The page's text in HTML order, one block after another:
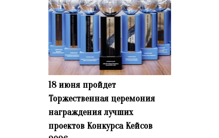
18 июня пройдет
Торжественная церемония
награждения лучших
проектов Конкурса Кейсов